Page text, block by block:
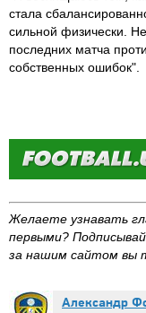
стала
сильной физически.
последних матча
собственных ошибок".
Желаете узнавать
первыми?
за нашим сайтом вы
Александр